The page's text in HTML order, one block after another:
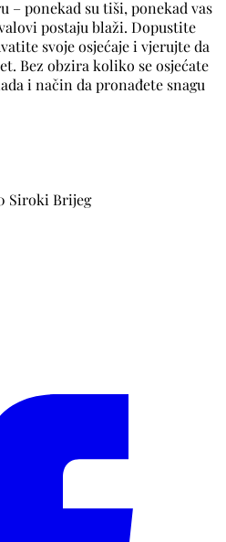
– ponekad su tiši, ponekad vas
postaju blaži. Dopustite
svoje osjećaje i vjerujte da
Bez obzira koliko se osjećate
i način da pronađete snagu
Siroki Brijeg